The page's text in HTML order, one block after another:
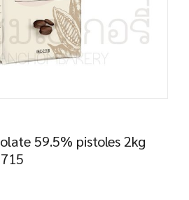
59.5% pistoles 2kg